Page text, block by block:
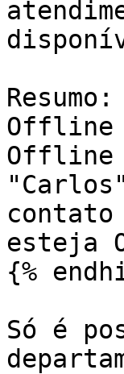
Offline
Offline
contato
esteja
{%
Só é